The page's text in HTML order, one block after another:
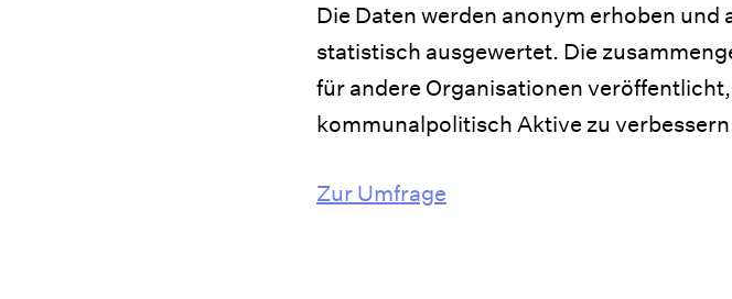
Die Daten werden anonym erhoben
statistisch ausgewertet. Die
für andere Organisationen
kommunalpolitisch Aktive zu
Zur Umfrage